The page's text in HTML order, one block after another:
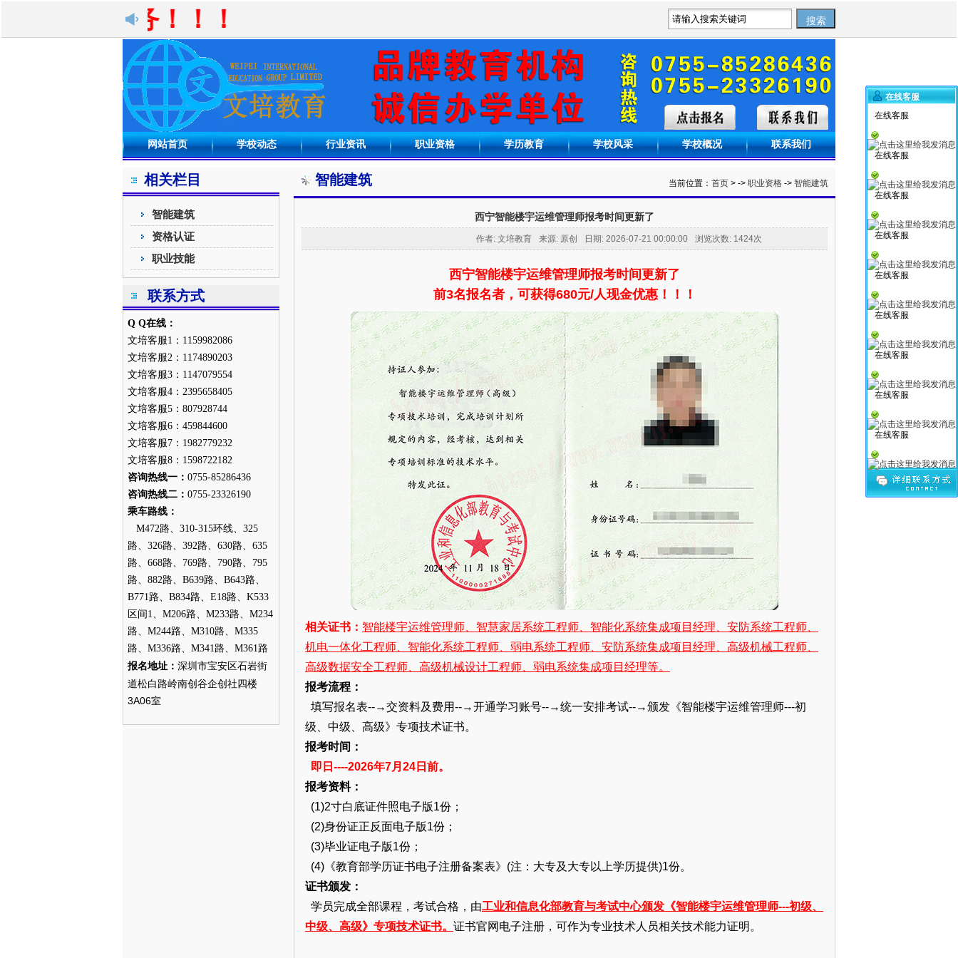
为您服务！！！
网站首页 学校动态 行业资讯 职业资格 学历教育 学校风采 学校概况 联系我们
相关栏目
智能建筑
资格认证
职业技能
联系方式
Q Q在线：
文培客服1：1159982086
文培客服2：1174890203
文培客服3：1147079554
文培客服4：2395658405
文培客服5：807928744
文培客服6：459844600
文培客服7：1982779232
文培客服8：1598722182
咨询热线一： 0755-85286436
咨询热线二： 0755-23326190
乘车路线：
M472路、310-315环线、325
路、326路、392路、630路、635
路、668路、769路、790路、795
路、882路、B639路、B643路、
B771路、B834路、E18路、K533
区间1、M206路、M233路、M234
路、M244路、M310路、M335
路、M336路、M341路、M361路
报名地址： 深圳市宝安区石岩街
道松白路岭南创谷企创社四楼
3A06室
智能建筑 当前位置： 首页 > -> 职业资格 -> 智能建筑
西宁智能楼宇运维管理师报考时间更新了
作者: 文培教育 来源: 原创 日期: 2026-07-21 00:00:00 浏览次数: 1424次
西宁智能楼宇运维管理师报考时间更新了
前3名报名者，可获得680元/人现金优惠！！！
相关证书： 智能楼宇运维管理师、智慧家居系统工程师、智能化系统集成项目经理、安防系统工程师、
机电一体化工程师、智能化系统工程师、弱电系统工程师、安防系统集成项目经理、高级机械工程师、
高级数据安全工程师、高级机械设计工程师、弱电系统集成项目经理等。
报考流程：
填写报名表--→交资料及费用--→开通学习账号--→统一安排考试--→颁发《智能楼宇运维管理师---初
级、中级、高级》专项技术证书。
报考时间：
即日----2026年7月24日前。
报考资料：
(1)2寸白底证件照电子版1份；
(2)身份证正反面电子版1份；
(3)毕业证电子版1份；
(4)《教育部学历证书电子注册备案表》(注：大专及大专以上学历提供)1份。
证书颁发：
学员完成全部课程，考试合格，由工业和信息化部教育与考试中心颁发《智能楼宇运维管理师---初级、
中级、高级》专项技术证书。 证书官网电子注册，可作为专业技术人员相关技术能力证明。
在线客服
在线客服
在线客服
在线客服
在线客服
在线客服
在线客服
在线客服
在线客服
在线客服